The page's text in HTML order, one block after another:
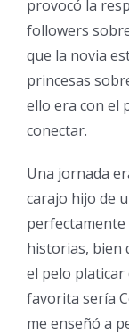
provocó la
followers
que la novia
princesas
ello era con el
conectar.
Una jornada
carajo hijo de
historias, bien
el pelo platicar
favorita serí­a
me enseñó a